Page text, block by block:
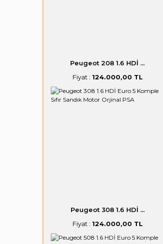
Peugeot 208 1.6 HDİ ...
Fiyat : 124.000,00 TL
Peugeot 308 1.6 HDİ ...
Fiyat : 124.000,00 TL